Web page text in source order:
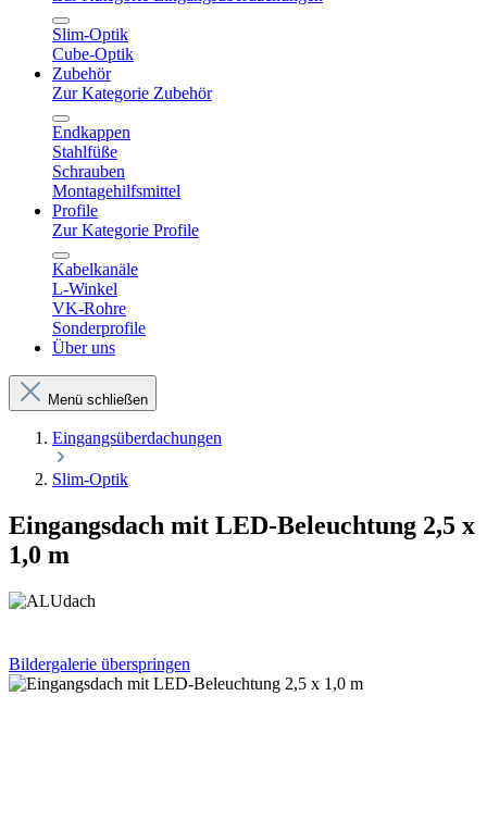
Slim-Optik
Cube-Optik
Zubehör
Zur Kategorie Zubehör
Endkappen
Stahlfüße
Schrauben
Montagehilfsmittel
Profile
Zur Kategorie Profile
Kabelkanäle
L-Winkel
VK-Rohre
Sonderprofile
Über uns
Menü schließen
Eingangsüberdachungen
Slim-Optik
Eingangsdach mit LED-Beleuchtung 2,5 x
1,0 m
Bildergalerie überspringen